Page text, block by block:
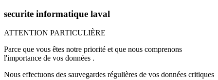
securite informatique laval
ATTENTION PARTICULIÈRE
Parce que vous êtes notre priorité et que nous comprenons
l'importance de vos données .
Nous effectuons des sauvegardes régulières de vos données critiques